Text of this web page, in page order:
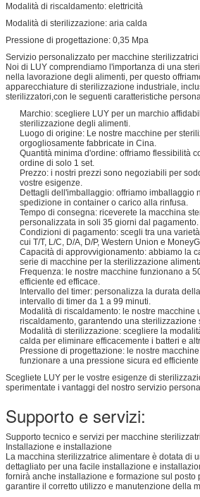
Modalità di riscaldamento: elettricità
Modalità di sterilizzazione: aria calda
Pressione di progettazione: 0,35 Mpa
Servizio personalizzato per macchine
Noi di LUY comprendiamo l'importanza di una
nella lavorazione degli alimenti, per questo
apparecchiature di sterilizzazione industriale,
sterilizzatori,con le seguenti caratteristiche
Marchio: scegliere LUY per un marchio
sterilizzazione degli alimenti.
Luogo di origine: Le nostre macchine per
orgogliosamente fabbricate in Cina.
Quantità minima d'ordine: offriamo flessibilità
ordine di solo 1 set.
Prezzo: i nostri prezzi sono negoziabili per
vostre esigenze.
Dettagli dell'imballaggio: offriamo imballaggio
spedizione in container o carico alla rinfusa.
Tempo di consegna: riceverete la macchina
personalizzata in soli 35 giorni dal pagamento.
Condizioni di pagamento: scegli tra una
cui T/T, L/C, D/A, D/P, Western Union e
Capacità di approvvigionamento: abbiamo la
serie di macchine per la sterilizzazione
Frequenza: le nostre macchine funzionano a
efficiente ed efficace.
Intervallo del timer: personalizza la durata
intervallo di timer da 1 a 99 minuti.
Modalità di riscaldamento: le nostre macchine
riscaldamento, garantendo una sterilizzazione
Modalità di sterilizzazione: scegliere la
calda per eliminare efficacemente i batteri e
Pressione di progettazione: le nostre
funzionare a una pressione sicura ed
Scegliete LUY per le vostre esigenze di
sperimentate i vantaggi del nostro servizio
Supporto e servizi:
Supporto tecnico e servizi per macchine
Installazione e installazione
La macchina sterilizzatrice alimentare è dotata di
dettagliato per una facile installazione e
fornirà anche installazione e formazione sul posto
garantire il corretto utilizzo e manutenzione della